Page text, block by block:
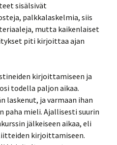
sisälsivät
palkkalaskelmia, siis
mutta kaikenlaiset
piti kirjoittaa ajan
kirjoittamiseen ja
todella paljon aikaa.
laskenut, ja varmaan ihan
paha mieli. Ajallisesti suurin
jälkeiseen aikaa, eli
kirjoittamiseen.